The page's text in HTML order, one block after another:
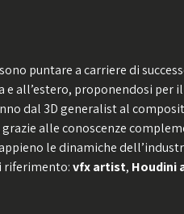
puntare a carriere di
all’estero, proponendosi per
dal 3D generalist al
alle conoscenze
le dinamiche
riferimento:vfx artist, Houdini